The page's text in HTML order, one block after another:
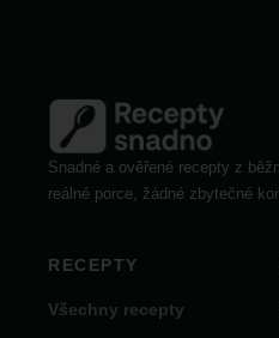
Snadné a ověřené recepty z
reálné porce, žádné zbytečné
RECEPTY
Všechny recepty